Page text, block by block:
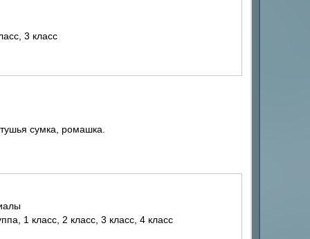
3 класс
сумка, ромашка.
1 класс, 2 класс, 3 класс, 4 класс